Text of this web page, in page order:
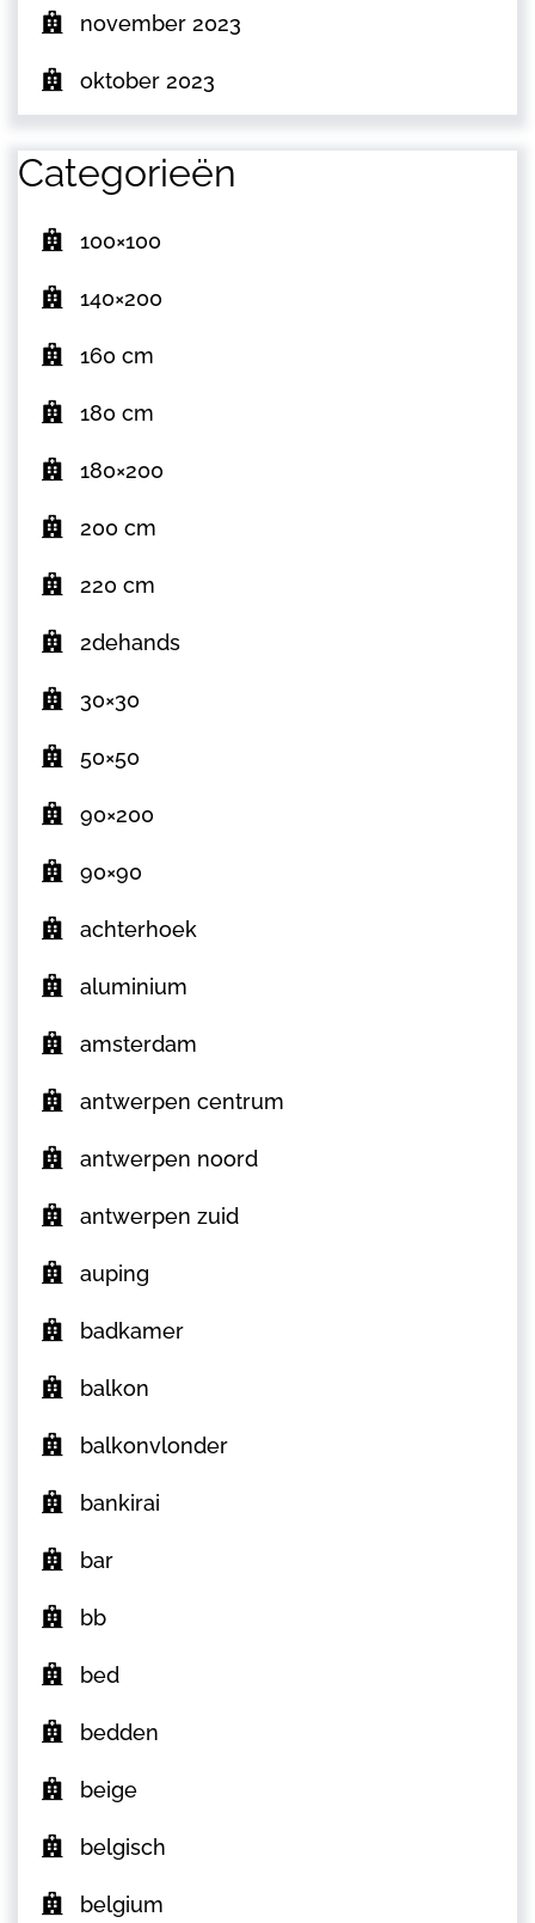
november 2023
oktober 2023
Categorieën
100×100
140×200
160 cm
180 cm
180×200
200 cm
220 cm
2dehands
30×30
50×50
90×200
90×90
achterhoek
aluminium
amsterdam
antwerpen centrum
antwerpen noord
antwerpen zuid
auping
badkamer
balkon
balkonvlonder
bankirai
bar
bb
bed
bedden
beige
belgisch
belgium